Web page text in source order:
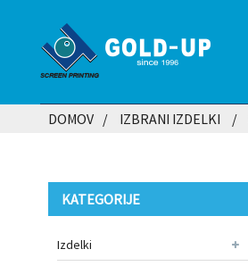
DOMOV IZBRANI IZDELKI
KATEGORIJE
Izdelki